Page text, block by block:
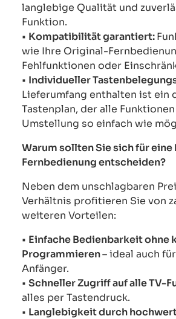
langlebige Qualität und
Funktion.
• Kompatibilität garantiert:
wie Ihre Original-
Fehlfunktionen oder
• Individueller
Lieferumfang enthalten ist ein
Tastenplan, der alle
Umstellung so einfach wie
Warum sollten Sie sich für
Fernbedienung entscheiden?
Neben dem unschlagbaren
Verhältnis profitieren Sie von
weiteren Vorteilen:
• Einfache Bedienbarkeit ohne
Programmieren– ideal auch
Anfänger.
• Schneller Zugriff auf alle TV-
alles per Tastendruck.
• Langlebigkeit durch